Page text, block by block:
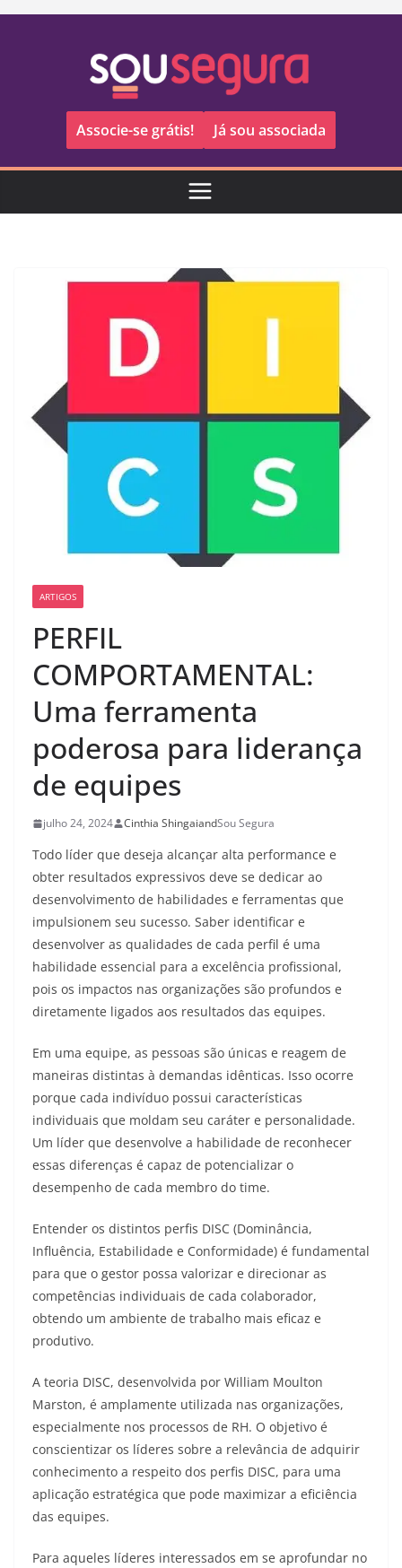
Pular
Associe-se grátis! Já sou associada
ARTIGOS
PERFIL
COMPORTAMENTAL:
Uma ferramenta
poderosa para liderança
de equipes
julho 24, 2024 Cinthia ShingaiandSou Segura
Todo líder que deseja alcançar alta performance e
obter resultados expressivos deve se dedicar ao
desenvolvimento de habilidades e ferramentas que
impulsionem seu sucesso. Saber identificar e
desenvolver as qualidades de cada perfil é uma
habilidade essencial para a excelência profissional,
pois os impactos nas organizações são profundos e
diretamente ligados aos resultados das equipes.
Em uma equipe, as pessoas são únicas e reagem de
maneiras distintas à demandas idênticas. Isso ocorre
porque cada indivíduo possui características
individuais que moldam seu caráter e personalidade.
Um líder que desenvolve a habilidade de reconhecer
essas diferenças é capaz de potencializar o
desempenho de cada membro do time.
Entender os distintos perfis DISC (Dominância,
Influência, Estabilidade e Conformidade) é fundamental
para que o gestor possa valorizar e direcionar as
competências individuais de cada colaborador,
obtendo um ambiente de trabalho mais eficaz e
produtivo.
A teoria DISC, desenvolvida por William Moulton
Marston, é amplamente utilizada nas organizações,
especialmente nos processos de RH. O objetivo é
conscientizar os líderes sobre a relevância de adquirir
conhecimento a respeito dos perfis DISC, para uma
aplicação estratégica que pode maximizar a eficiência
das equipes.
Para aqueles líderes interessados em se aprofundar no